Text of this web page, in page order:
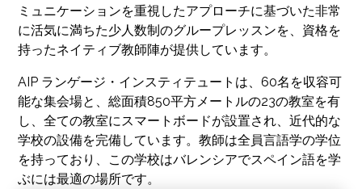
ミュニケーションを重視したアプローチに基づいた非常
に活気に満ちた少人数制のグループレッスンを、資格を
持ったネイティブ教師陣が提供しています。
AIP ランゲージ・インスティテュートは、60名を収容可
能な集会場と、総面積850平方メートルの23の教室を有
し、全ての教室にスマートボードが設置され、近代的な
学校の設備を完備しています。教師は全員言語学の学位
を持っており、この学校はバレンシアでスペイン語を学
ぶには最適の場所です。